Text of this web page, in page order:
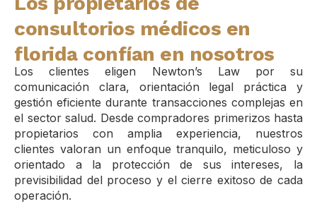
consultorios médicos en
florida confían en nosotros
Los clientes eligen Newton’s Law por su
comunicación clara, orientación legal práctica y
gestión eficiente durante transacciones complejas en
el sector salud. Desde compradores primerizos hasta
propietarios con amplia experiencia, nuestros
clientes valoran un enfoque tranquilo, meticuloso y
orientado a la protección de sus intereses, la
previsibilidad del proceso y el cierre exitoso de cada
operación.